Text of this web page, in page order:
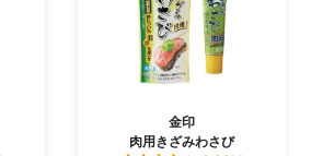
金印
肉用きざみわさび